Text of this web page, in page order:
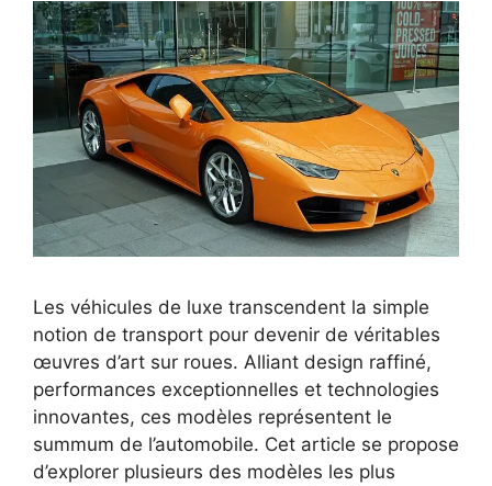
Les véhicules de luxe transcendent la simple
notion de transport pour devenir de véritables
œuvres d’art sur roues. Alliant design raffiné,
performances exceptionnelles et technologies
innovantes, ces modèles représentent le
summum de l’automobile. Cet article se propose
d’explorer plusieurs des modèles les plus